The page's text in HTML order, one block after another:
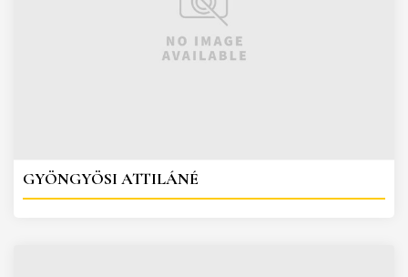
GYÖNGYÖSI ATTILÁNÉ